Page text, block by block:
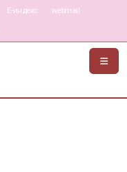
Е-индекс webmail